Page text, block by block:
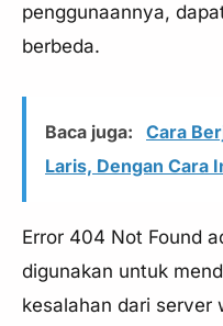
penggunaannya,
berbeda.
Baca juga:
Cara
Laris, Dengan Cara
Error 404 Not Found
digunakan untuk
kesalahan dari server